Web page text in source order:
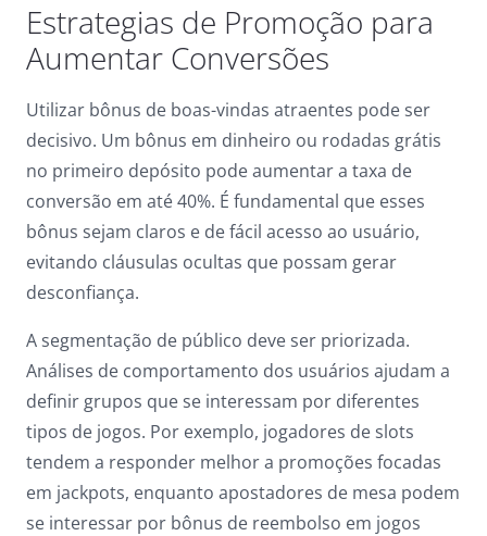
Estrategias de Promoção para
Aumentar Conversões
Utilizar bônus de boas-vindas atraentes pode ser
decisivo. Um bônus em dinheiro ou rodadas grátis
no primeiro depósito pode aumentar a taxa de
conversão em até 40%. É fundamental que esses
bônus sejam claros e de fácil acesso ao usuário,
evitando cláusulas ocultas que possam gerar
desconfiança.
A segmentação de público deve ser priorizada.
Análises de comportamento dos usuários ajudam a
definir grupos que se interessam por diferentes
tipos de jogos. Por exemplo, jogadores de slots
tendem a responder melhor a promoções focadas
em jackpots, enquanto apostadores de mesa podem
se interessar por bônus de reembolso em jogos